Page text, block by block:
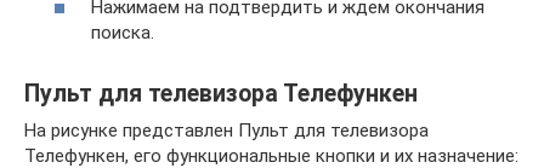
Нажимаем на подтвердить и ждем окончания
поиска.
Пульт для телевизора Телефункен
На рисунке представлен Пульт для телевизора
Телефункен, его функциональные кнопки и их назначение: